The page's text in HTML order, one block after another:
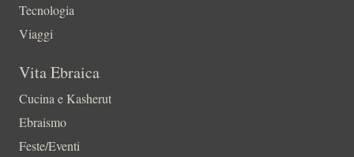
Tecnologia
Viaggi
Vita Ebraica
Cucina e Kasherut
Ebraismo
Feste/Eventi